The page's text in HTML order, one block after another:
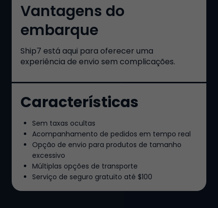
Vantagens do
embarque
Ship7 está aqui para oferecer uma
experiência de envio sem complicações.
Características
Sem taxas ocultas
Acompanhamento de pedidos em tempo real
Opção de envio para produtos de tamanho
excessivo
Múltiplas opções de transporte
Serviço de seguro gratuito até $100